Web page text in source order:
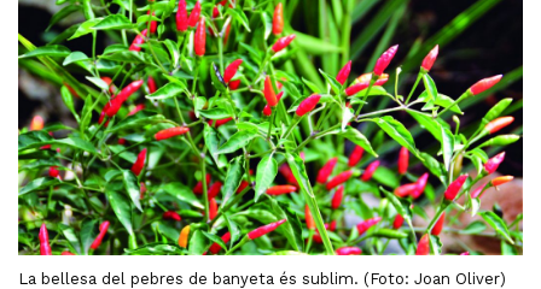
La bellesa del pebres de banyeta és sublim. (Foto: Joan Oliver)